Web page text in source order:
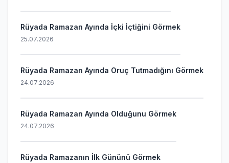
Rüyada Ramazan Ayında İçki İçtiğini Görmek
25.07.2026
Rüyada Ramazan Ayında Oruç Tutmadığını Görmek
24.07.2026
Rüyada Ramazan Ayında Olduğunu Görmek
24.07.2026
Rüyada Ramazanın İlk Gününü Görmek